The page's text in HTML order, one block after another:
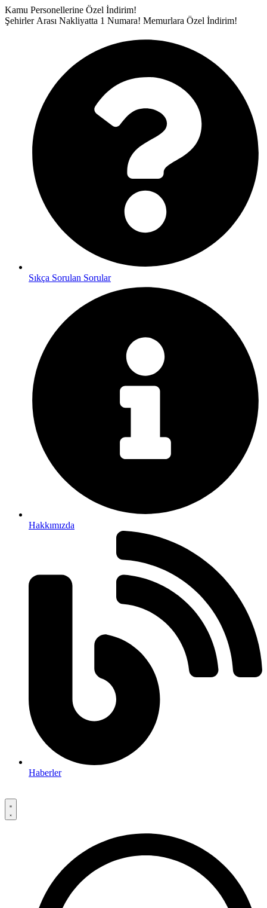
İçeriğe
atla
Kamu Personellerine Özel İndirim!
Şehirler Arası Nakliyatta 1 Numara! Memurlara Özel İndirim!
Sıkça Sorulan Sorular
Hakkımızda
Haberler